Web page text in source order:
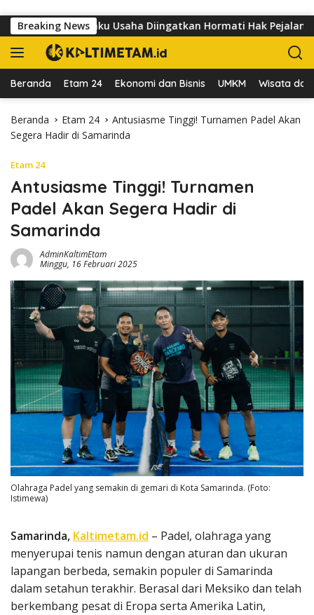
Breaking News
Pelaku Usaha Diingatkan Hormati Hak Pejalan Kaki
Beranda Etam 24 Ekonomi dan Bisnis UMKM Wisata dan
Beranda Etam 24
Antusiasme Tinggi! Turnamen Padel Akan
Segera Hadir di Samarinda
Etam 24
Antusiasme Tinggi! Turnamen
Padel Akan Segera Hadir di
Samarinda
AdminKaltimEtam
Minggu, 16 Februari 2025
Olahraga Padel yang semakin di gemari di Kota Samarinda. (Foto:
Istimewa)
Samarinda, Kaltimetam.id – Padel, olahraga yang
menyerupai tenis namun dengan aturan dan ukuran
lapangan berbeda, semakin populer di Samarinda
dalam setahun terakhir. Berasal dari Meksiko dan telah
berkembang pesat di Eropa serta Amerika Latin,